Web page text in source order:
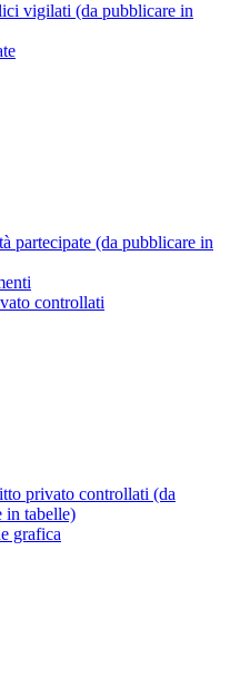
vigilati (da pubblicare in
partecipate (da pubblicare in
controllati
privato controllati (da
in tabelle)
grafica